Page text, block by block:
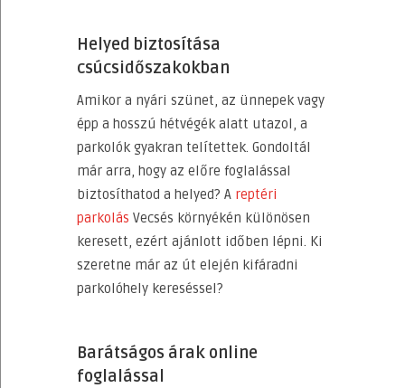
Helyed biztosítása
csúcsidőszakokban
Amikor a nyári szünet, az ünnepek vagy
épp a hosszú hétvégék alatt utazol, a
parkolók gyakran telítettek. Gondoltál
már arra, hogy az előre foglalással
biztosíthatod a helyed? A reptéri
parkolás Vecsés környékén különösen
keresett, ezért ajánlott időben lépni. Ki
szeretne már az út elején kifáradni
parkolóhely kereséssel?
Barátságos árak online
foglalással